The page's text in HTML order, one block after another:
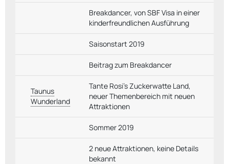
Breakdancer, von SBF Visa in einer
kinderfreundlichen Ausführung
Saisonstart 2019
Beitrag zum Breakdancer
Taunus
Wunderland
Tante Rosi's Zuckerwatte Land,
neuer Themenbereich mit neuen
Attraktionen
Sommer 2019
2 neue Attraktionen, keine Details
bekannt